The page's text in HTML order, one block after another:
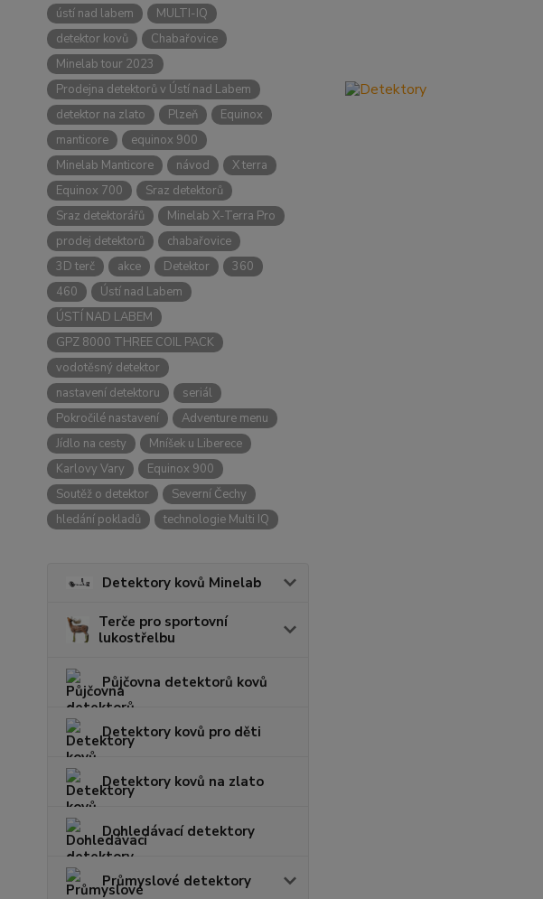
ústí nad labem
MULTI-IQ
detektor kovů
Chabařovice
Minelab tour 2023
Prodejna detektorů v Ústí nad Labem
detektor na zlato
Plzeň
Equinox
manticore
equinox 900
Minelab Manticore
návod
X terra
Equinox 700
Sraz detektorů
Sraz detektorářů
Minelab X-Terra Pro
prodej detektorů
chabařovice
3D terč
akce Detektor
360
460
Ústí nad Labem
ÚSTÍ NAD LABEM
GPZ 8000 THREE COIL PACK
vodotěsný detektor
nastavení detektoru
seriál
Pokročilé nastavení
Adventure menu
Jídlo na cesty
Mníšek u Liberece
Karlovy Vary
Equinox 900
Soutěž o detektor
Severní Čechy
hledání pokladů
technologie Multi IQ
Detektory kovů Minelab
Terče pro sportovní
lukostřelbu
Půjčovna detektorů kovů
Detektory kovů pro děti
Detektory kovů na zlato
Dohledávací detektory
Průmyslové detektory